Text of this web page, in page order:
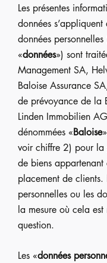
Les présentes
données
données
«données») sont
Management SA,
Baloise Assurance
de prévoyance de la
Linden Immobilien
dénommées «Baloise
voir chiffre 2) pour la
de biens
placement de
personnelles ou les
la mesure où cela
question.
Les «données